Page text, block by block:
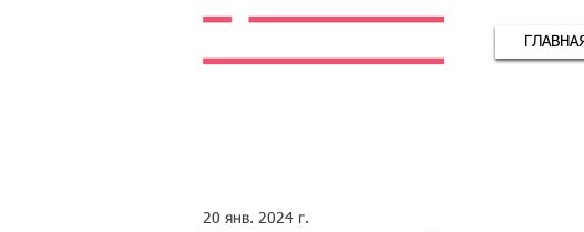
20 янв. 2024 г.